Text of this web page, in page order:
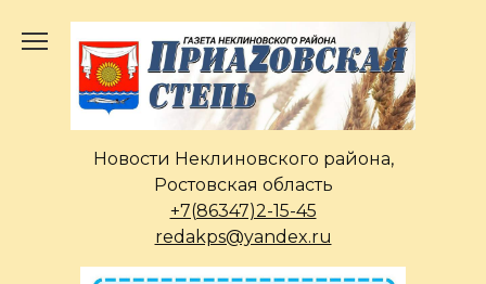
содержанию
Новости Неклиновского района,
Ростовская область
+7(86347)2-15-45
redakps@yandex.ru